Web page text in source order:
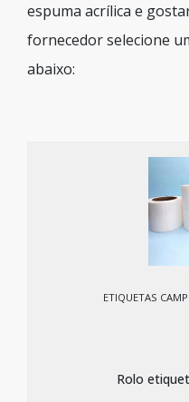
espuma acrílica e
fornecedor selecione
abaixo:
ETIQUETAS
Rolo